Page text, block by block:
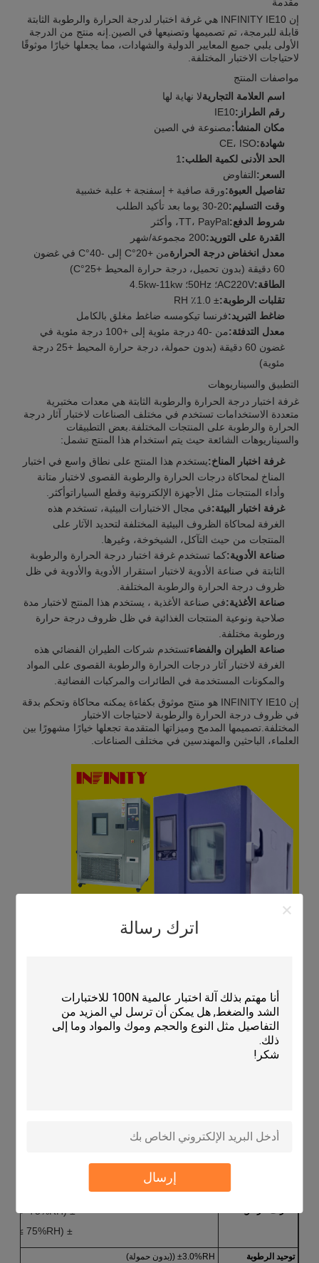
اترك رسالة
إرسال
إن INFINITY IE10 هي غرفة اختبار لدرجة الحرارة والرطوبة الثابتة
قابلة للبرمجة، تم تصميمها وتصنيعها في الصين.إنه منتج من الدرجة
الأولى يلبي جميع المعايير الدولية والشهادات، مما يجعلها خيارًا موثوقًا
لاحتياجات الاختبار المختلفة.
مواصفات المنتج
اسم العلامة التجاريةلا نهاية لها
رقم الطراز:IE10
مكان المنشأ:مصنوعة في الصين
شهادة:CE، ISO
الحد الأدنى لكمية الطلب: 1
السعر:التفاوض
تفاصيل العبوة:ورقة صافية + إسفنجة + علبة خشبية
وقت التسليم:20-30 يوما بعد تأكيد الطلب
شروط الدفع:TT، PayPal، وأكثر
القدرة على التوريد:200 مجموعة/شهر
معدل انخفاض درجة الحرارة
من +20°C إلى -40°C في غضون
60 دقيقة (بدون تحميل، درجة حرارة المحيط +25°C)
الطاقة:AC220V؛ 50Hz؛ 4.5kw-11kw
تقلبات الرطوبة:± 1.0٪ RH
ضاغط التبريد:فرنسا تيكومسه ضاغط مغلق بالكامل
معدل التدفئة:
من -40 درجة مئوية إلى +100 درجة مئوية في
غضون 60 دقيقة (بدون حمولة، درجة حرارة المحيط +25 درجة
مئوية)
التطبيق والسيناريوهات
غرفة اختبار درجة الحرارة والرطوبة الثابتة هي معدات مختبرية
متعددة الاستخدامات تستخدم في مختلف الصناعات لاختبار آثار درجة
الحرارة والرطوبة على المنتجات المختلفة.بعض التطبيقات
والسيناريوهات الشائعة حيث يتم استخدام هذا المنتج تشمل:
غرفة اختبار المناخ:يستخدم هذا المنتج على نطاق واسع في اختبار
المناخ لمحاكاة درجات الحرارة والرطوبة القصوى لاختبار متانة
وأداء المنتجات مثل الأجهزة الإلكترونية وقطع السياراتوأكثر.
غرفة اختبار البيئة:في مجال الاختبارات البيئية، تستخدم هذه
الغرفة لمحاكاة الظروف البيئية المختلفة لتحديد الآثار على
المنتجات من حيث التآكل، الشيخوخة، وغيرها.
صناعة الأدوية:كما تستخدم غرفة اختبار درجة الحرارة والرطوبة
الثابتة في صناعة الأدوية لاختبار استقرار الأدوية والأدوية في ظل
ظروف درجة الحرارة والرطوبة المختلفة.
صناعة الأغذية:في صناعة الأغذية ، يستخدم هذا المنتج لاختبار مدة
صلاحية ونوعية المنتجات الغذائية في ظل ظروف درجة حرارة
ورطوبة مختلفة.
صناعة الطيران والفضاءتستخدم شركات الطيران الفضائي هذه
الغرفة لاختبار آثار درجات الحرارة والرطوبة القصوى على المواد
والمكونات المستخدمة في الطائرات والمركبات الفضائية.
إن INFINITY IE10 هو منتج موثوق بكفاءة يمكنه محاكاة وتحكم بدقة
في ظروف درجة الحرارة والرطوبة لاحتياجات الاختبار
المختلفة.تصميمها المدمج وميزاتها المتقدمة تجعلها خيارًا مشهورًا بين
العلماء، الباحثين والمهندسين في مختلف الصناعات.
أوديل
الطعام
± 3.0%RH ((> 75%RH)
± 5.0%RH ((≤ 75%RH)
توحيد الرطوبة
±3.0%RH ((بدون حمولة)